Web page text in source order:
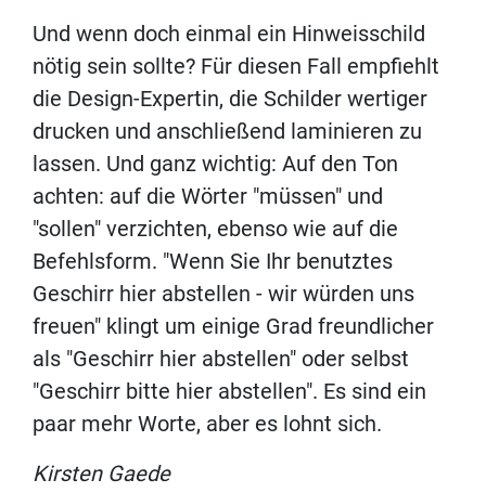
Und wenn doch einmal ein Hinweisschild
nötig sein sollte? Für diesen Fall empfiehlt
die Design-Expertin, die Schilder wertiger
drucken und anschließend laminieren zu
lassen. Und ganz wichtig: Auf den Ton
achten: auf die Wörter "müssen" und
"sollen" verzichten, ebenso wie auf die
Befehlsform. "Wenn Sie Ihr benutztes
Geschirr hier abstellen - wir würden uns
freuen" klingt um einige Grad freundlicher
als "Geschirr hier abstellen" oder selbst
"Geschirr bitte hier abstellen". Es sind ein
paar mehr Worte, aber es lohnt sich.
Kirsten Gaede